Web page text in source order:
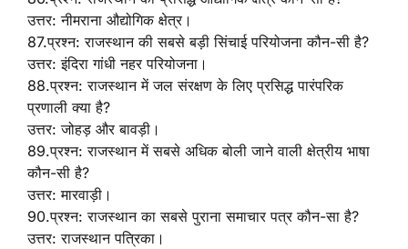
उत्तर: नीमराना औद्योगिक क्षेत्र।
87.प्रश्न: राजस्थान की सबसे बड़ी सिंचाई परियोजना कौन-सी है?
उत्तर: इंदिरा गांधी नहर परियोजना।
88.प्रश्न: राजस्थान में जल संरक्षण के लिए प्रसिद्ध पारंपरिक
प्रणाली क्या है?
उत्तर: जोहड़ और बावड़ी।
89.प्रश्न: राजस्थान में सबसे अधिक बोली जाने वाली क्षेत्रीय भाषा
कौन-सी है?
उत्तर: मारवाड़ी।
90.प्रश्न: राजस्थान का सबसे पुराना समाचार पत्र कौन-सा है?
उत्तर: राजस्थान पत्रिका।